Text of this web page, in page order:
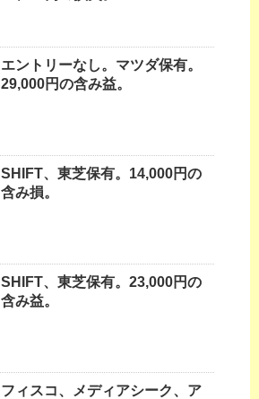
エントリーなし。マツダ保有。
29,000円の含み益。
SHIFT、東芝保有。14,000円の
含み損。
SHIFT、東芝保有。23,000円の
含み益。
フィスコ、メディアシーク、ア